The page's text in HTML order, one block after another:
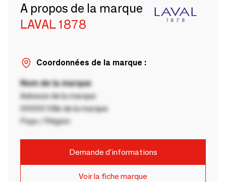
A propos de la marque
LAVAL 1878
Coordonnées de la marque :
Nom de la marque
Adresse de la marque
00000 Ville de la marque
Pays / Région
Demande d'informations
Voir la fiche marque